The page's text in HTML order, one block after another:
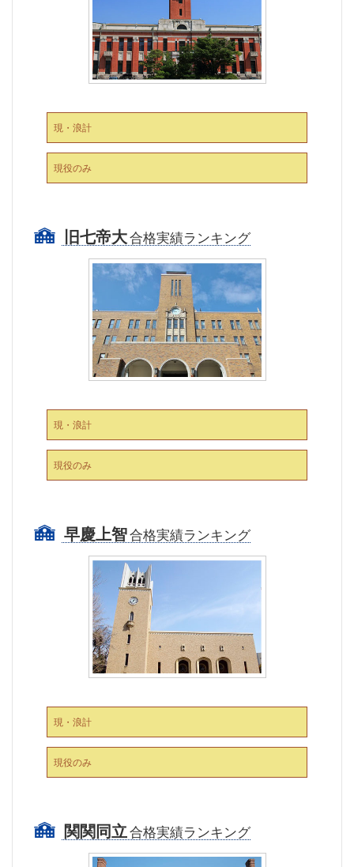
現・浪計
現役のみ
旧七帝大合格実績ランキング
現・浪計
現役のみ
早慶上智合格実績ランキング
現・浪計
現役のみ
関関同立合格実績ランキング